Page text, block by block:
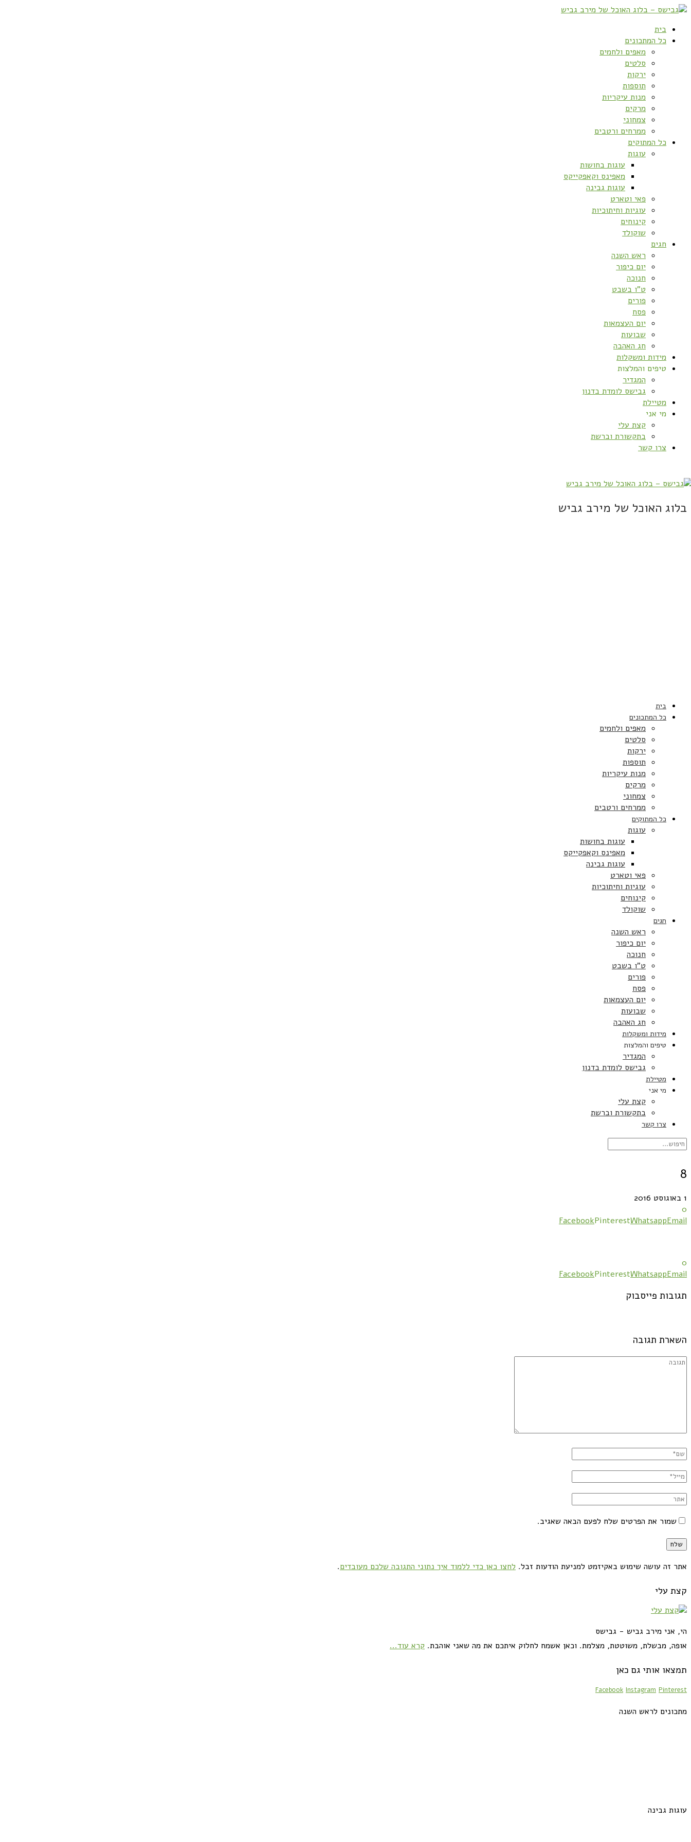
בית
כל המתכונים
מאפים ולחמים
סלטים
ירקות
תוספות
מנות עיקריות
מרקים
צמחוני
ממרחים ורטבים
כל המתוקים
עוגות
עוגות בחושות
מאפינס וקאפקייקס
עוגות גבינה
פאי וטארט
עוגיות וחיתוכיות
קינוחים
שוקולד
חגים
ראש השנה
יום כיפור
חנוכה
ט”ו בשבט
פורים
פסח
יום העצמאות
שבועות
חג האהבה
מידות ומשקלות
טיפים והמלצות
המגדיר
גבישס לומדת בדנון
מטיילת
מי אני
קצת עלי
בתקשורת וברשת
צרו קשר
בלוג האוכל של מירב גביש
בית
כל המתכונים
מאפים ולחמים
סלטים
ירקות
תוספות
מנות עיקריות
מרקים
צמחוני
ממרחים ורטבים
כל המתוקים
עוגות
עוגות בחושות
מאפינס וקאפקייקס
עוגות גבינה
פאי וטארט
עוגיות וחיתוכיות
קינוחים
שוקולד
חגים
ראש השנה
יום כיפור
חנוכה
ט”ו בשבט
פורים
פסח
יום העצמאות
שבועות
חג האהבה
מידות ומשקלות
טיפים והמלצות
המגדיר
גבישס לומדת בדנון
מטיילת
מי אני
קצת עלי
בתקשורת וברשת
צרו קשר
8
1 באוגוסט 2016
0
FacebookPinterestWhatsappEmail
0
FacebookPinterestWhatsappEmail
תגובות פייסבוק
השארת תגובה
שמור את הפרטים שלח לפעם הבאה שאגיב.
אתר זה עושה שימוש באקיזמט למניעת הודעות זבל. לחצו כאן כדי ללמוד איך נתוני התגובה שלכם מעובדים.
קצת עלי
הי, אני מירב גביש - גבישס
אופה, מבשלת, משוטטת, מצלמת. וכאן אשמח לחלוק איתכם את מה שאני אוהבת. קרא עוד...
תמצאו אותי גם כאן
Facebook Instagram Pinterest
מתכונים לראש השנה
עוגות גבינה